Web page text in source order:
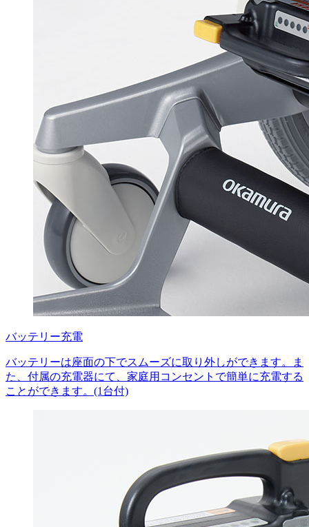
バッテリー充電
バッテリーは座面の下でスムーズに取り外しができます。ま
た、付属の充電器にて、家庭用コンセントで簡単に充電する
ことができます。(1台付)